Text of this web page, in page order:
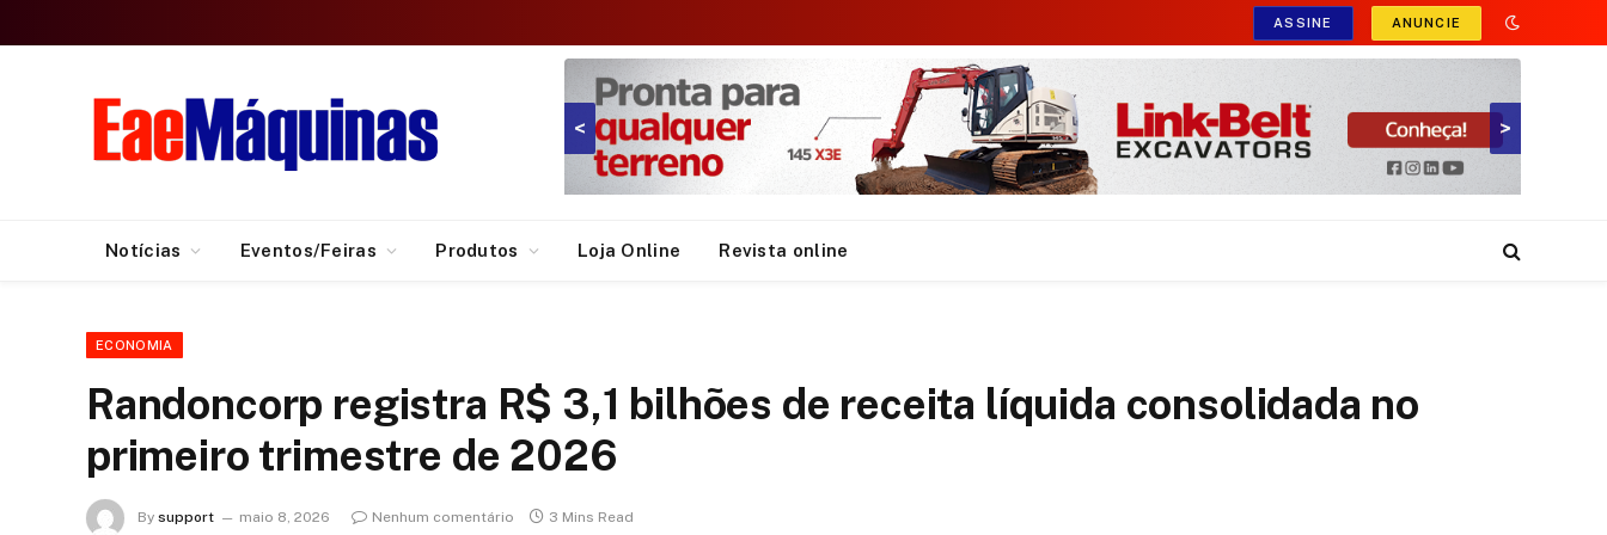
ASSINE ANUNCIE
>
<
Notícias Eventos/Feiras Produtos Loja Online Revista online
ECONOMIA
Randoncorp registra R$ 3,1 bilhões de receita líquida consolidada no
primeiro trimestre de 2026
By support maio 8, 2026 Nenhum comentário 3 Mins Read